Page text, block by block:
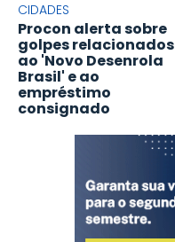
CIDADES
Procon alerta sobre
golpes relacionados
ao 'Novo Desenrola
Brasil' e ao
empréstimo
consignado